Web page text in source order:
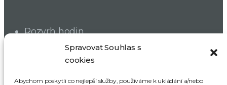
Spravovat Souhlas s
cookies
Abychom poskytli co nejlepší služby, používáme k ukládání a/nebo
Rozvrh hodin
Dokumenty školy
Školská rada
SRPDŠ